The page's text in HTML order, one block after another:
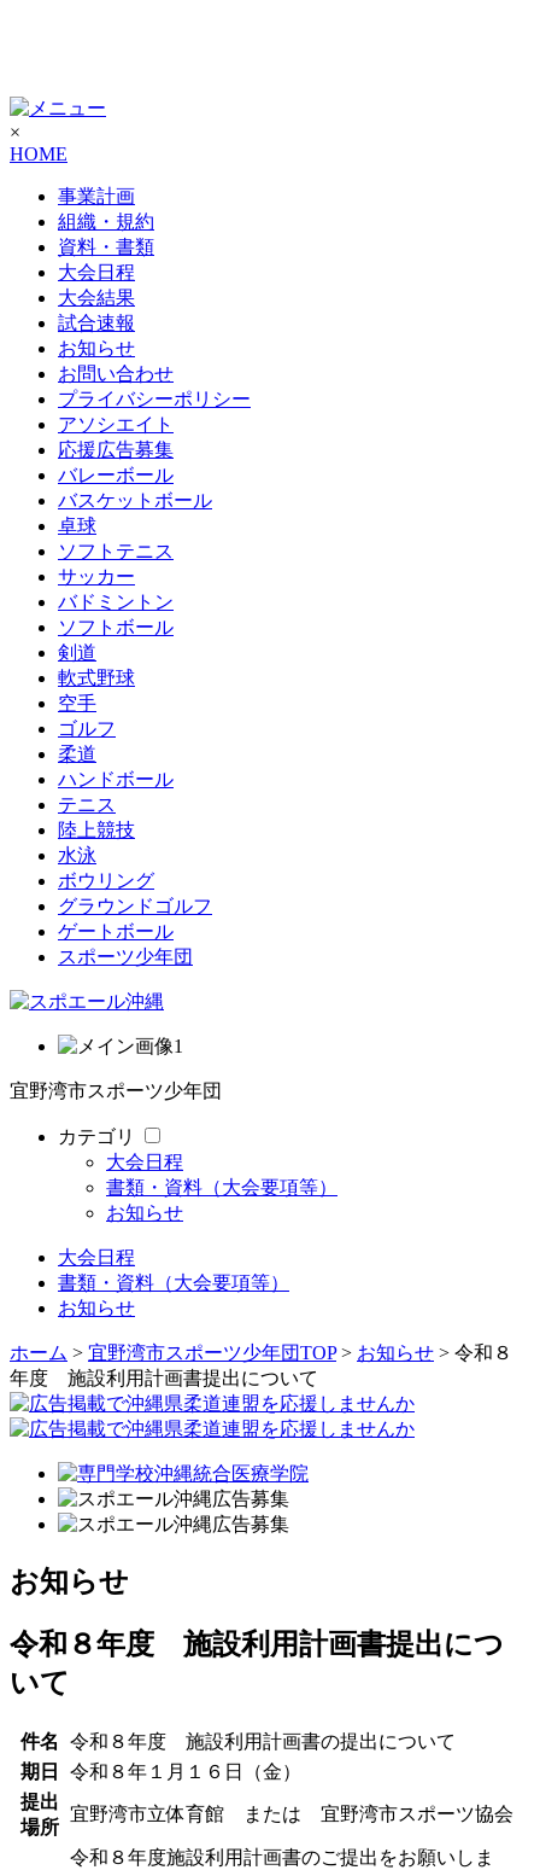
×
HOME
事業計画
組織・規約
資料・書類
大会日程
大会結果
試合速報
お知らせ
お問い合わせ
プライバシーポリシー
アソシエイト
応援広告募集
バレーボール
バスケットボール
卓球
ソフトテニス
サッカー
バドミントン
ソフトボール
剣道
軟式野球
空手
ゴルフ
柔道
ハンドボール
テニス
陸上競技
水泳
ボウリング
グラウンドゴルフ
ゲートボール
スポーツ少年団
宜野湾市スポーツ少年団
カテゴリ
大会日程
書類・資料（大会要項等）
お知らせ
大会日程
書類・資料（大会要項等）
お知らせ
ホーム > 宜野湾市スポーツ少年団TOP> お知らせ > 令和８
年度 施設利用計画書提出について
お知らせ
令和８年度 施設利用計画書提出につ
いて
件名
令和８年度 施設利用計画書の提出について
期日
令和８年１月１６日（金）
提出
場所
宜野湾市立体育館 または 宜野湾市スポーツ協会
令和８年度施設利用計画書のご提出をお願いしま